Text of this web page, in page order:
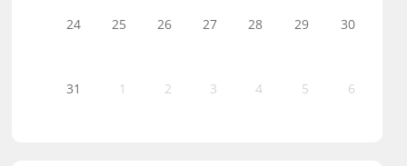
24 25 26 27 28 29 30
31 1 2 3 4 5 6